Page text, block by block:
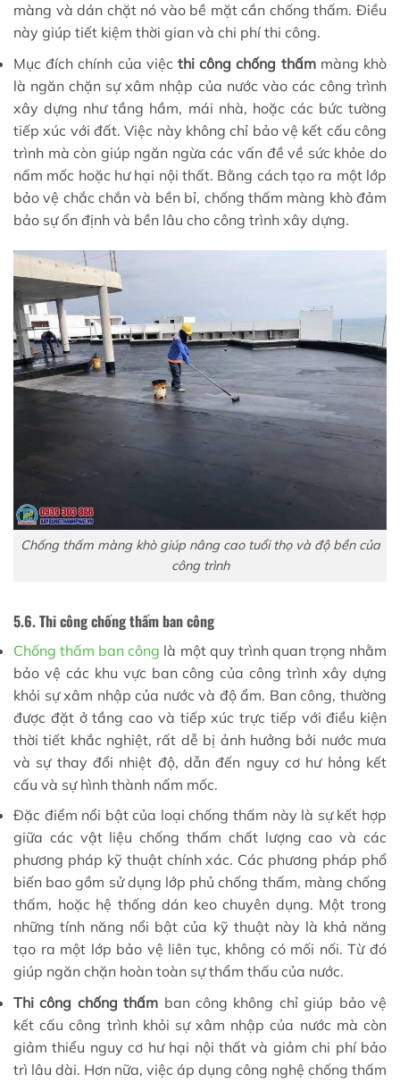
màng và dán chặt nó vào bề mặt cần chống thấm. Điều
này giúp tiết kiệm thời gian và chi phí thi công.
Mục đích chính của việc thi công chống thấmmàng khò
là ngăn chặn sự xâm nhập của nước vào các công trình
xây dựng như tầng hầm, mái nhà, hoặc các bức tường
tiếp xúc với đất. Việc này không chỉ bảo vệ kết cấu công
trình mà còn giúp ngăn ngừa các vấn đề về sức khỏe do
nấm mốc hoặc hư hại nội thất. Bằng cách tạo ra một lớp
bảo vệ chắc chắn và bền bỉ, chống thấm màng khò đảm
bảo sự ổn định và bền lâu cho công trình xây dựng.
Chống thấm màng khò giúp nâng cao tuổi thọ và độ bền của
công trình
5.6. Thi công chống thấm ban công
Chống thấm ban công là một quy trình quan trọng nhằm
bảo vệ các khu vực ban công của công trình xây dựng
khỏi sự xâm nhập của nước và độ ẩm. Ban công, thường
được đặt ở tầng cao và tiếp xúc trực tiếp với điều kiện
thời tiết khắc nghiệt, rất dễ bị ảnh hưởng bởi nước mưa
và sự thay đổi nhiệt độ, dẫn đến nguy cơ hư hỏng kết
cấu và sự hình thành nấm mốc.
Đặc điểm nổi bật của loại chống thấm này là sự kết hợp
giữa các vật liệu chống thấm chất lượng cao và các
phương pháp kỹ thuật chính xác. Các phương pháp phổ
biến bao gồm sử dụng lớp phủ chống thấm, màng chống
thấm, hoặc hệ thống dán keo chuyên dụng. Một trong
những tính năng nổi bật của kỹ thuật này là khả năng
tạo ra một lớp bảo vệ liên tục, không có mối nối. Từ đó
giúp ngăn chặn hoàn toàn sự thẩm thấu của nước.
Thi công chống thấm ban công không chỉ giúp bảo vệ
kết cấu công trình khỏi sự xâm nhập của nước mà còn
giảm thiểu nguy cơ hư hại nội thất và giảm chi phí bảo
trì lâu dài. Hơn nữa, việc áp dụng công nghệ chống thấm